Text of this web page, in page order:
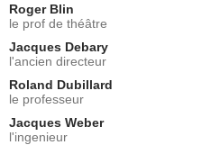
Roger Blin
le prof de théâtre
Jacques Debary
l'ancien directeur
Roland Dubillard
le professeur
Jacques Weber
l'ingenieur